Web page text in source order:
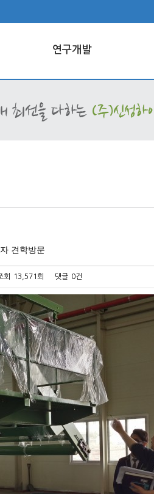
연구개발
견학방문
회 13,571회 댓글 0건